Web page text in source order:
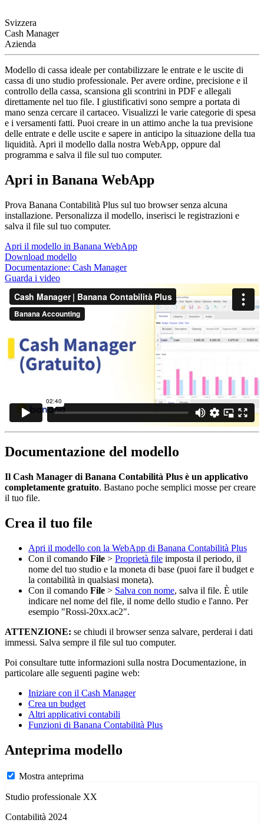
Svizzera
Cash Manager
Azienda
Modello di cassa ideale per contabilizzare le entrate e le uscite di
cassa di uno studio professionale. Per avere ordine, precisione e il
controllo della cassa, scansiona gli scontrini in PDF e allegali
direttamente nel tuo file. I giustificativi sono sempre a portata di
mano senza cercare il cartaceo. Visualizzi le varie categorie di spesa
e i versamenti fatti. Puoi creare in un attimo anche la tua previsione
delle entrate e delle uscite e sapere in anticipo la situazione della tua
liquidità. Apri il modello dalla nostra WebApp, oppure dal
programma e salva il file sul tuo computer.
Apri in Banana WebApp
Prova Banana Contabilità Plus sul tuo browser senza alcuna
installazione. Personalizza il modello, inserisci le registrazioni e
salva il file sul tuo computer.
Apri il modello in Banana WebApp
Download modello
Documentazione: Cash Manager
Guarda i video
Documentazione del modello
Il Cash Manager di Banana Contabilità Plus è un applicativo
completamente gratuito. Bastano poche semplici mosse per creare
il tuo file.
Crea il tuo file
Apri il modello con la WebApp di Banana Contabilità Plus
Con il comando File > Proprietà file imposta il periodo, il
nome del tuo studio e la moneta di base (puoi fare il budget e
la contabilità in qualsiasi moneta).
Con il comando File > Salva con nome, salva il file. È utile
indicare nel nome del file, il nome dello studio e l'anno. Per
esempio "Rossi-20xx.ac2".
ATTENZIONE: se chiudi il browser senza salvare, perderai i dati
immessi. Salva sempre il file sul tuo computer.
Poi consultare tutte informazioni sulla nostra Documentazione, in
particolare alle seguenti pagine web:
Iniziare con il Cash Manager
Crea un budget
Altri applicativi contabili
Funzioni di Banana Contabilità Plus
Anteprima modello
Mostra anteprima
Studio professionale XX
Contabilità 2024